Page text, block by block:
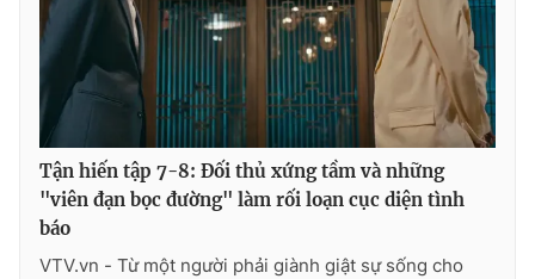
Tận hiến tập 7-8: Đối thủ xứng tầm và những
"viên đạn bọc đường" làm rối loạn cục diện tình
báo
VTV.vn - Từ một người phải giành giật sự sống cho